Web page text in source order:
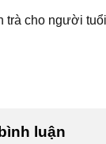
trà cho người
luận